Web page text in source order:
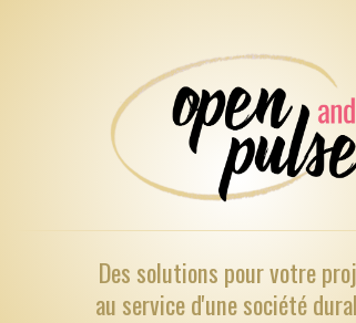
Des solutions pourvotre
au service d'une société